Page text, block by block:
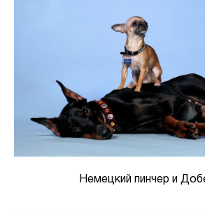
Немецкий пинчер и